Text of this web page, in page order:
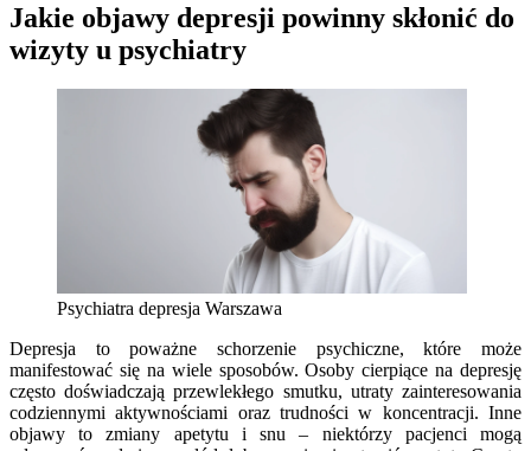
Jakie objawy depresji powinny skłonić do
wizyty u psychiatry
Psychiatra depresja Warszawa
Depresja to poważne schorzenie psychiczne, które może
manifestować się na wiele sposobów. Osoby cierpiące na depresję
często doświadczają przewlekłego smutku, utraty zainteresowania
codziennymi aktywnościami oraz trudności w koncentracji. Inne
objawy to zmiany apetytu i snu – niektórzy pacjenci mogą